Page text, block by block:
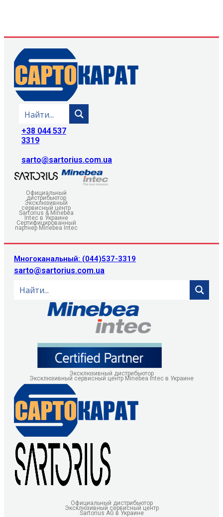
+38 044 537
3319
sarto@sartorius.com.ua
Официальный
дистрибьютор
Эксклюзивный
сервисный центр
Sartorius & Minebea
Intec в Украине
Сертифицированный
партнер Minebea Intec
Многоканальный: (044)537-3319
sarto@sartorius.com.ua
Эксклюзивный дистрибьютор
Эксклюзивный сервисный центр Minebea Intec в Украине
Официальный дистрибьютор
Эксклюзивный сервисный центр
Sartorius AG в Украине